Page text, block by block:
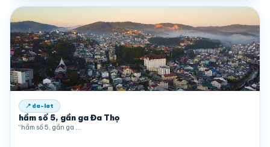
📍 da-lat
hầm số 5, gần ga Đa Thọ
“hầm số 5, gần ga …